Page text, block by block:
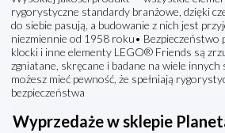
rygorystyczne standardy branżowe, dzięki
do siebie pasują, a budowanie z nich jest
niezmiennie od 1958 roku• Bezpieczeństwo
klocki i inne elementy LEGO® Friends są
zgniatane, skręcane i badane na wiele
możesz mieć pewność, że spełniają
bezpieczeństwa
Wyprzedaże w sklepie